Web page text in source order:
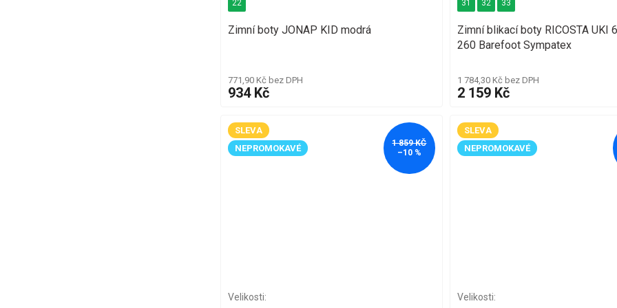
Zimní boty JONAP KID modrá
771,90 Kč bez DPH
934 Kč
22
Zimní blikací boty RICOSTA UKI
260 Barefoot Sympatex
1 784,30 Kč bez DPH
2 159 Kč
31 32 33
SLEVA
NEPROMOKAVÉ
1 859 KČ
–10 %
SLEVA
NEPROMOKAVÉ